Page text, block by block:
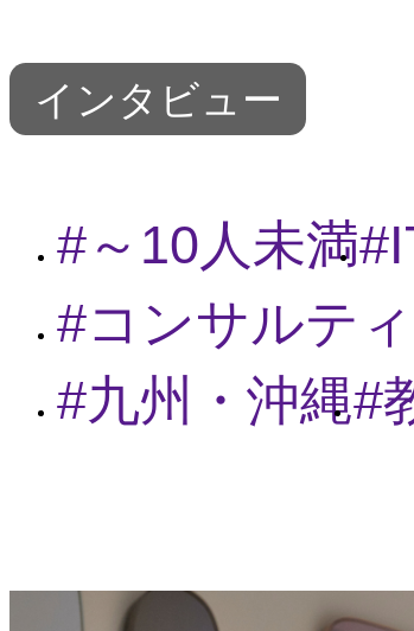
インタビュー
～10人未満
コンサルテ
九州・沖縄